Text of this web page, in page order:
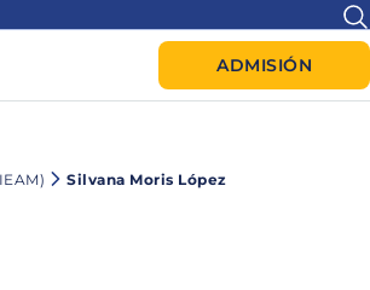
ADMISIÓN
Silvana Moris López